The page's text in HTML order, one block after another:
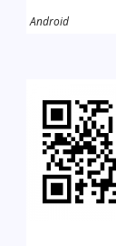
Android